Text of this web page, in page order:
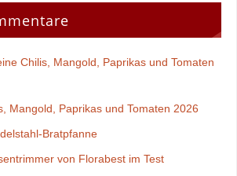
Chilis, Mangold, Paprikas und Tomaten
Mangold, Paprikas und Tomaten 2026
Bratpfanne
von Florabest im Test